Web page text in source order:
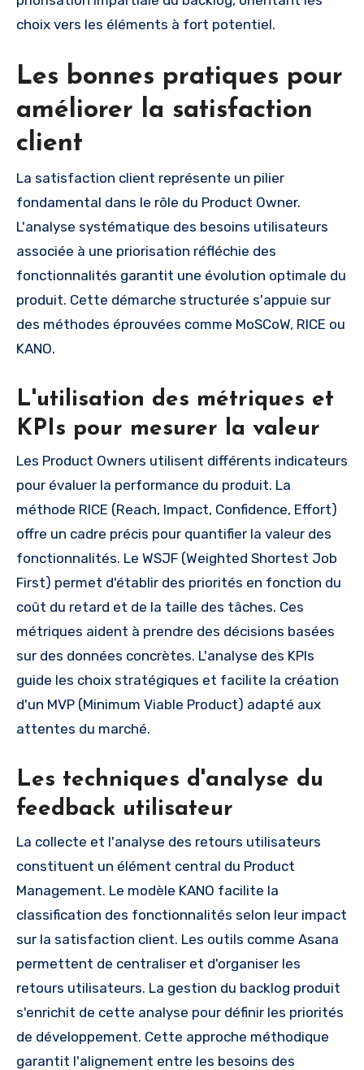
choix vers les éléments à fort potentiel.
Les bonnes pratiques pour
améliorer la satisfaction
client
La satisfaction client représente un pilier
fondamental dans le rôle du Product Owner.
L'analyse systématique des besoins utilisateurs
associée à une priorisation réfléchie des
fonctionnalités garantit une évolution optimale du
produit. Cette démarche structurée s'appuie sur
des méthodes éprouvées comme MoSCoW, RICE ou
KANO.
L'utilisation des métriques et
KPIs pour mesurer la valeur
Les Product Owners utilisent différents indicateurs
pour évaluer la performance du produit. La
méthode RICE (Reach, Impact, Confidence, Effort)
offre un cadre précis pour quantifier la valeur des
fonctionnalités. Le WSJF (Weighted Shortest Job
First) permet d'établir des priorités en fonction du
coût du retard et de la taille des tâches. Ces
métriques aident à prendre des décisions basées
sur des données concrètes. L'analyse des KPIs
guide les choix stratégiques et facilite la création
d'un MVP (Minimum Viable Product) adapté aux
attentes du marché.
Les techniques d'analyse du
feedback utilisateur
La collecte et l'analyse des retours utilisateurs
constituent un élément central du Product
Management. Le modèle KANO facilite la
classification des fonctionnalités selon leur impact
sur la satisfaction client. Les outils comme Asana
permettent de centraliser et d'organiser les
retours utilisateurs. La gestion du backlog produit
s'enrichit de cette analyse pour définir les priorités
de développement. Cette approche méthodique
garantit l'alignement entre les besoins des